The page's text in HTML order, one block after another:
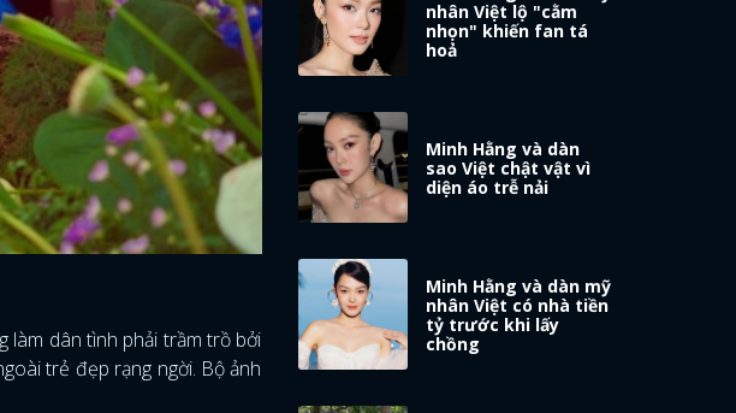
làm dân tình phải trầm trồ bởi
trẻ đẹp rạng ngời. Bộ ảnh
nhân Việt lộ "cằm
nhọn" khiến fan tá
hoả
Minh Hằng và dàn
sao Việt chật vật vì
diện áo trễ nải
Minh Hằng và dàn mỹ
nhân Việt có nhà tiền
tỷ trước khi lấy
chồng